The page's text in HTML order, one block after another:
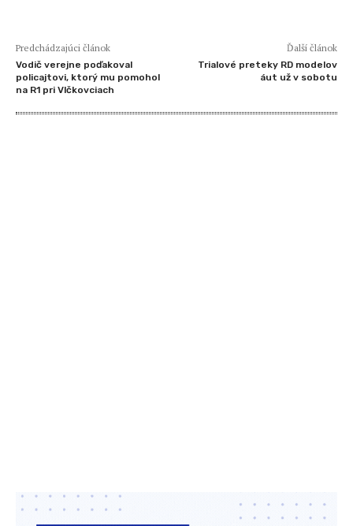
Predchádzajúci článok
Vodič verejne poďakoval
policajtovi, ktorý mu pomohol
na R1 pri Vlčkovciach
Ďalší článok
Trialové preteky RD modelov
áut už v sobotu